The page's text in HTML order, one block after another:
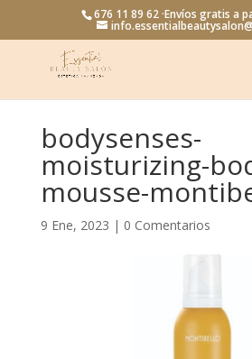
676 11 89 62 ·Envíos gratis a
bodysenses-
moisturizing-
mousse-
9 Ene, 2023 | 0 Comentarios